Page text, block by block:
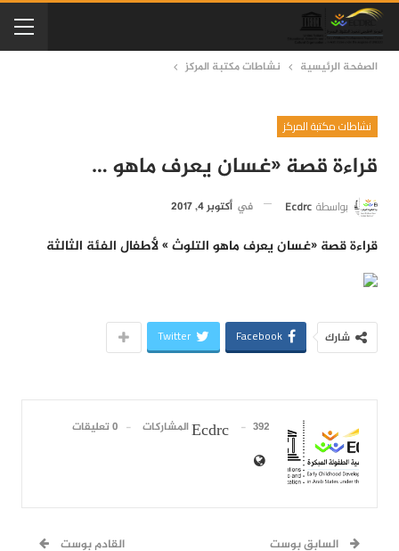
الصفحة الرئيسية نشاطات مكتبة المركز
نشاطات مكتبة المركز
قراءة قصة «غسان يعرف ماهو …
بواسطة Ecdrc في أكتوبر 4, 2017
قراءة قصة «غسان يعرف ماهو التلوث » لأطفال الفئة الثالثة
شارك Facebook
Twitter
Ecdrc 392 المشاركات 0 تعليقات
السابق بوست القادم بوست